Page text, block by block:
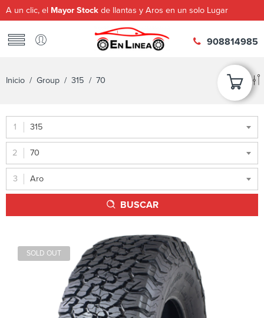
A un clic, el Mayor Stock de llantas y Aros en un solo Lugar
908814985
Inicio / Group / 315 / 70
315
70
Aro
BUSCAR
SOLD OUT